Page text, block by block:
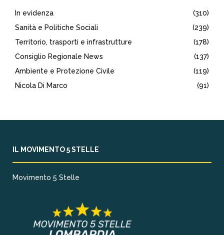
In evidenza
(310)
Sanità e Politiche Sociali
(239)
Territorio, trasporti e infrastrutture
(178)
Consiglio Regionale News
(137)
Ambiente e Protezione Civile
(119)
Nicola Di Marco
(91)
IL MOVIMENTO 5 STELLE
Movimento 5 Stelle